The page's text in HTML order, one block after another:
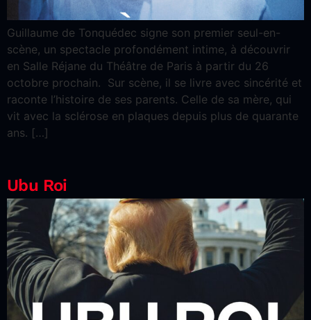
Guillaume de Tonquédec signe son premier seul-en-
scène, un spectacle profondément intime, à découvrir
en Salle Réjane du Théâtre de Paris à partir du 26
octobre prochain. Sur scène, il se livre avec sincérité et
raconte l’histoire de ses parents. Celle de sa mère, qui
vit avec la sclérose en plaques depuis plus de quarante
ans. […]
Ubu Roi